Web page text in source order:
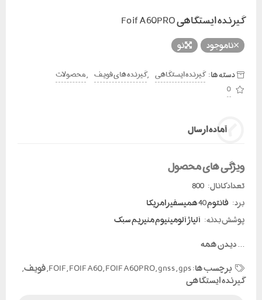
گیرنده ایستگاهی Foif A60PRO
ناموجود
نو
دسته ها: گیرنده ایستگاهی ,گیرنده های فویف ,محصولات
0
آماده ارسال
ویژگی های محصول
تعداد کانال:
برد: فانتوم 40 همیسفیر امریکا
پوشش بدنه: آلیاژ آلومینیوم منیزیم سبک
...دیدن همه
برچسب ها:
FOIF,FOIF A60,FOIF A60PRO,gnss,gps
,فویف,
گیرنده ایستگاهی